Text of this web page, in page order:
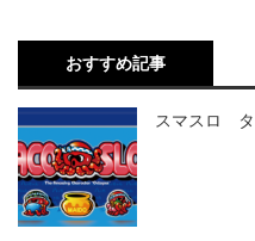
おすすめ記事
スマスロ タ